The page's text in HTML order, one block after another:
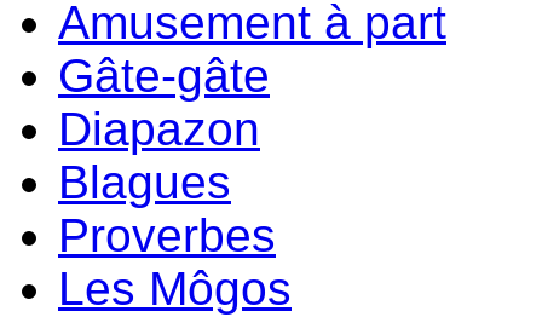
Amusement à part
Gâte-gâte
Diapazon
Blagues
Proverbes
Les Môgos